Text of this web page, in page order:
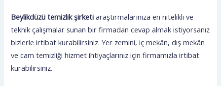
Beylikdüzü temizlik şirketiaraştırmalarınıza en nitelikli ve
teknik çalışmalar sunan bir firmadan cevap almak istiyorsanız
bizlerle irtibat kurabilirsiniz. Yer zemini, iç mekân, dış mekân
ve cam temizliği hizmet ihtiyaçlarınız için firmamızla irtibat
kurabilirsiniz.